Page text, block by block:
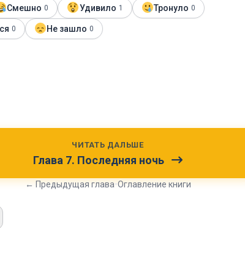
Смешно 0 Удивило 1 Тронуло 0
0 Не зашло 0
ЧИТАТЬ ДАЛЬШЕ
Глава 7. Последняя ночь
← Предыдущая глава•Оглавление книги